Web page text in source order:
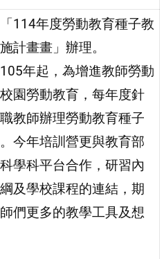
114年度勞動教育種子教
計畫畫」辦理。
年起，為增進教師勞動
園勞動教育，每年度針
教師辦理勞動教育種子
今年培訓營更與教育部
學科平台合作，研習內
及學校課程的連結，期
們更多的教學工具及想